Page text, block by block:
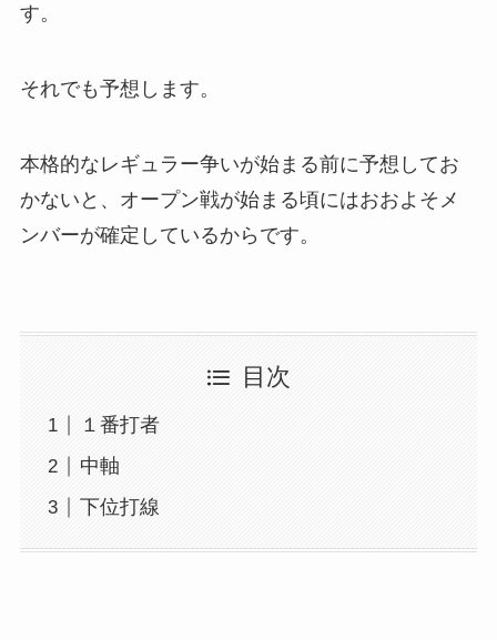
す。
それでも予想します。
本格的なレギュラー争いが始まる前に予想してお
かないと、オープン戦が始まる頃にはおおよそメ
ンバーが確定しているからです。
目次
１番打者
中軸
下位打線